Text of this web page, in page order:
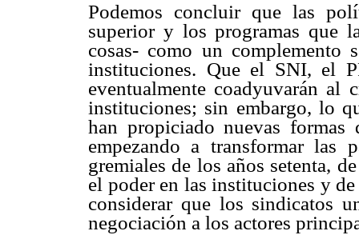
Podemos concluir que las
superior y los programas que
cosas- como un complemento
instituciones. Que el SNI, el
eventualmente coadyuvarán al
instituciones; sin embargo, lo
han propiciado nuevas
empezando a transformar las
gremiales de los años setenta,
el poder en las instituciones y
considerar que los sindicatos
negociación a los actores